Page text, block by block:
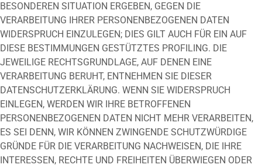
BESONDEREN SITUATION ERGEBEN, GEGEN DIE
VERARBEITUNG IHRER PERSONENBEZOGENEN DATEN
WIDERSPRUCH EINZULEGEN; DIES GILT AUCH FÜR EIN AUF
DIESE BESTIMMUNGEN GESTÜTZTES PROFILING. DIE
JEWEILIGE RECHTSGRUNDLAGE, AUF DENEN EINE
VERARBEITUNG BERUHT, ENTNEHMEN SIE DIESER
DATENSCHUTZERKLÄRUNG. WENN SIE WIDERSPRUCH
EINLEGEN, WERDEN WIR IHRE BETROFFENEN
PERSONENBEZOGENEN DATEN NICHT MEHR VERARBEITEN,
ES SEI DENN, WIR KÖNNEN ZWINGENDE SCHUTZWÜRDIGE
GRÜNDE FÜR DIE VERARBEITUNG NACHWEISEN, DIE IHRE
INTERESSEN, RECHTE UND FREIHEITEN ÜBERWIEGEN ODER